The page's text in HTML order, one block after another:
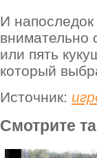
И
внимательно
или пять
который
Источник:
Смотрите